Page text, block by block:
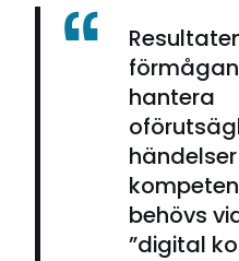
hantera
behövs
”digital